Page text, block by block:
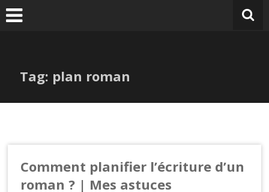
Tag: plan roman
Comment planifier l’écriture d’un
roman ? | Mes astuces